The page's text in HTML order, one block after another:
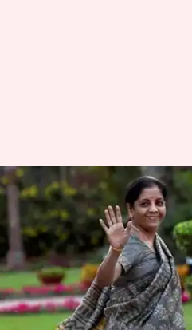
फोर्ब्स की 100
महिलाओं की सूची में
सीतारमण 34वें
लेखन प्रमोद कुमार Dec 13, 2019 02:15
क्या है खबर?